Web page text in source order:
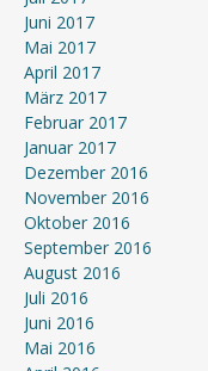
Juni 2017
Mai 2017
April 2017
März 2017
Februar 2017
Januar 2017
Dezember 2016
November 2016
Oktober 2016
September 2016
August 2016
Juli 2016
Juni 2016
Mai 2016